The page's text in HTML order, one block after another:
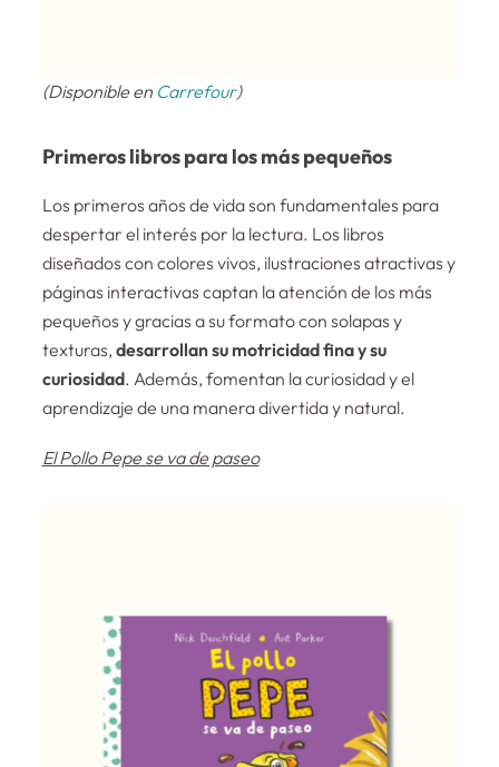
(Disponible en Carrefour)
Primeros libros para los más pequeños
Los primeros años de vida son fundamentales para
despertar el interés por la lectura. Los libros
diseñados con colores vivos, ilustraciones atractivas y
páginas interactivas captan la atención de los más
pequeños y gracias a su formato con solapas y
texturas,desarrollan su motricidad fina y su
curiosidad. Además, fomentan la curiosidad y el
aprendizaje de una manera divertida y natural.
El Pollo Pepe se va de paseo